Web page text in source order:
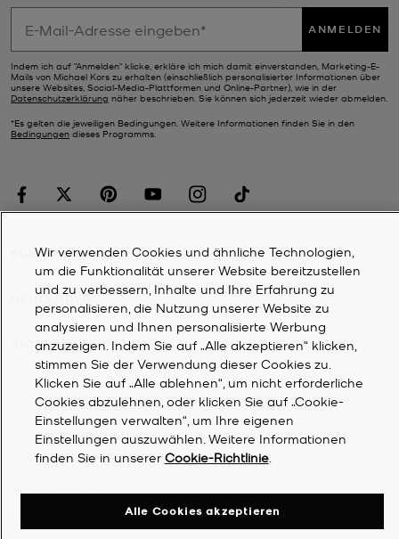
ANMELDEN
Indem ich auf "Anmelden" klicke, erkläre ich mich damit einverstanden, Marketing-E-
Mails von Michael Kors zu erhalten (einschließlich personalisierter Informationen über
unsere Websites, Social-Media-Plattformen und Online-Partner), wie in der
Datenschutzerklärung näher beschrieben. Sie können sich jederzeit wieder abmelden.
*Es gelten die jeweiligen Bedingungen. Weitere Informationen finden Sie in den
Bedingungen dieses Programms.
KUNDENDIENST
MEIN KONTO
UNTERNEHMEN
2026Michael Kors
Datenschutzrichtlinie
Allgemeine Geschäftsbedingungen
Erklärung zur Barrierefreiheit
Wir verwenden Cookies und ähnliche Technologien,
um die Funktionalität unserer Website bereitzustellen
und zu verbessern, Inhalte und Ihre Erfahrung zu
personalisieren, die Nutzung unserer Website zu
analysieren und Ihnen personalisierte Werbung
anzuzeigen. Indem Sie auf „Alle akzeptieren“ klicken,
stimmen Sie der Verwendung dieser Cookies zu.
Klicken Sie auf „Alle ablehnen“, um nicht erforderliche
Cookies abzulehnen, oder klicken Sie auf „Cookie-
Einstellungen verwalten“, um Ihre eigenen
Einstellungen auszuwählen. Weitere Informationen
finden Sie in unserer Cookie-Richtlinie.
Alle Cookies akzeptieren